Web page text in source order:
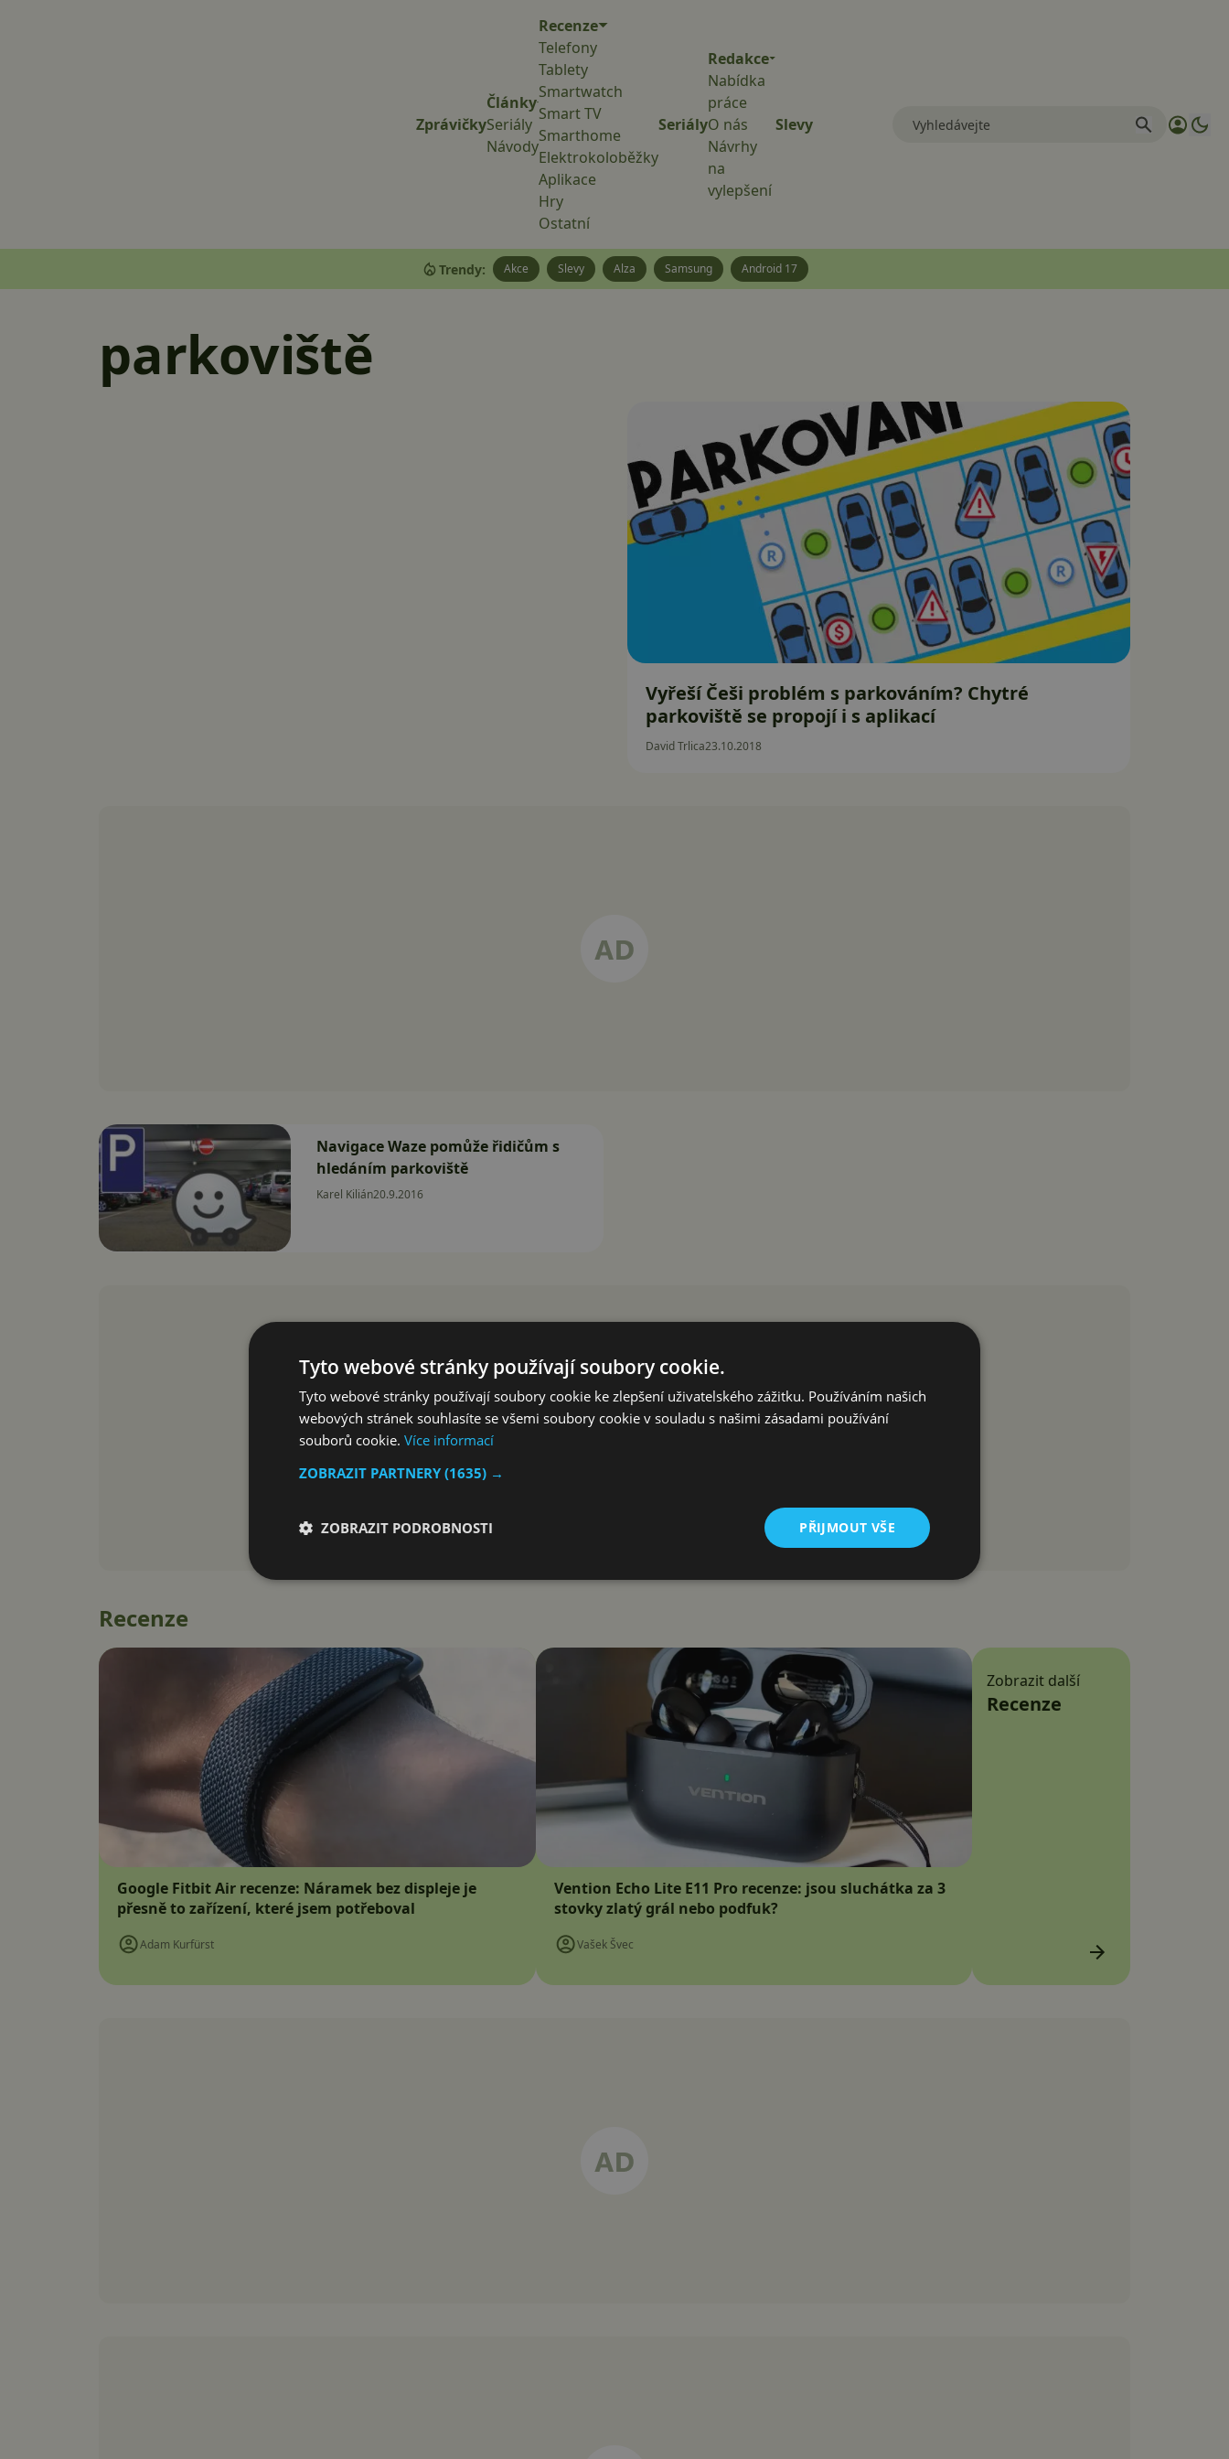
Zprávičky
Články
Seriály
Návody
Recenze
Telefony
Tablety
Smartwatch
Smart TV
Smarthome
Elektrokoloběžky
Aplikace
Hry
Ostatní
Seriály
Redakce
Nabídka
práce
O nás
Návrhy
na
vylepšení
Slevy
Trendy: Akce Slevy Alza Samsung Android 17
parkoviště
Vyřeší Češi problém s parkováním? Chytré
parkoviště se propojí i s aplikací
David Trlica23.10.2018
Navigace Waze pomůže řidičům s
hledáním parkoviště
Karel Kilián20.9.2016
Recenze
Google Fitbit Air recenze: Náramek bez displeje je
přesně to zařízení, které jsem potřeboval
Adam Kurfürst
Vention Echo Lite E11 Pro recenze: jsou sluchátka za 3
stovky zlatý grál nebo podfuk?
Vašek Švec
Zobrazit další
Recenze
Tyto webové stránky používají soubory cookie.
Tyto webové stránky používají soubory cookie ke zlepšení uživatelského zážitku. Používáním našich
webových stránek souhlasíte se všemi soubory cookie v souladu s našimi zásadami používání
souborů cookie. Více informací
ZOBRAZIT PARTNERY(1635) →
PŘIJMOUT VŠE
ZOBRAZIT PODROBNOSTI